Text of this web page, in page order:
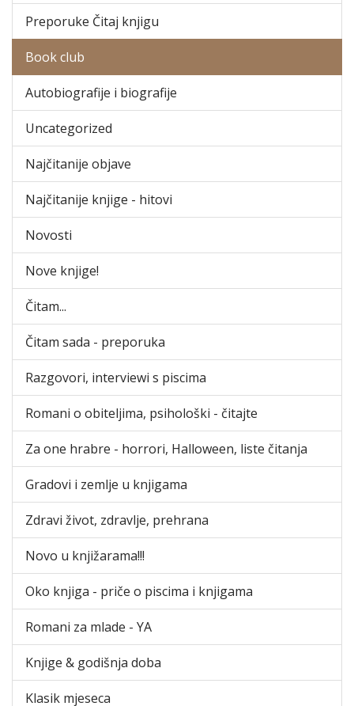
Preporuke Čitaj knjigu
Book club
Autobiografije i biografije
Uncategorized
Najčitanije objave
Najčitanije knjige - hitovi
Novosti
Nove knjige!
Čitam...
Čitam sada - preporuka
Razgovori, interviewi s piscima
Romani o obiteljima, psihološki - čitajte
Za one hrabre - horrori, Halloween, liste čitanja
Gradovi i zemlje u knjigama
Zdravi život, zdravlje, prehrana
Novo u knjižarama!!!
Oko knjiga - priče o piscima i knjigama
Romani za mlade - YA
Knjige & godišnja doba
Klasik mjeseca